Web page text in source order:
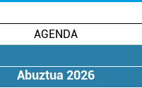
AGENDA
Abuztua 2026